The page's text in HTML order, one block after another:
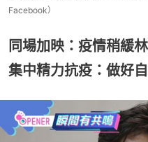
Facebook）
同場加映：疫情稍緩
集中精力抗疫：做好